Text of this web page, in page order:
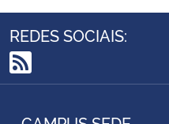
REDES SOCIAIS:
RSS